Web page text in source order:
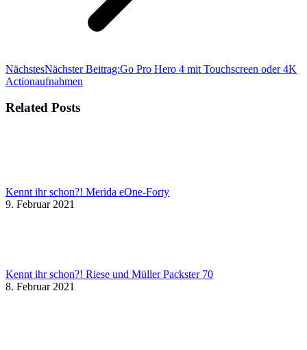
NächstesNächster Beitrag:Go Pro Hero 4 mit Touchscreen oder 4K
Actionaufnahmen
Related Posts
Kennt ihr schon?! Merida eOne-Forty
9. Februar 2021
Kennt ihr schon?! Riese und Müller Packster 70
8. Februar 2021